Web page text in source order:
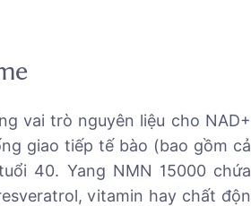
vai trò nguyên liệu cho NAD+
giao tiếp tế bào (bao gồm cả
40. Yang NMN 15000 chứa
vitamin hay chất độn